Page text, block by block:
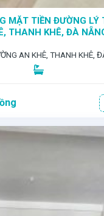
MẶT TIỀN ĐƯỜNG LÝ
THANH KHÊ, ĐÀ
AN KHÊ, THANH KHÊ,